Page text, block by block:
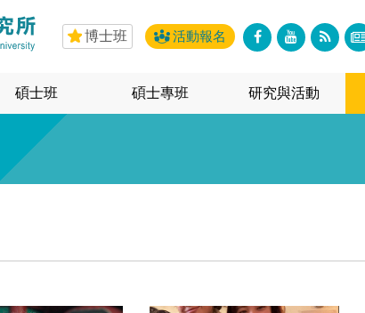
博士班 活動報名
碩士班 碩士專班 研究與活動